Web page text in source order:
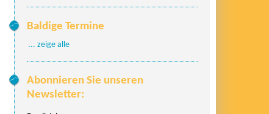
nach:
Baldige Termine
... zeige alle
Abonnieren Sie unseren
Newsletter: